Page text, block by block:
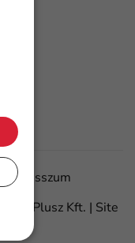
Plusz Kft. | Site
Impresszum